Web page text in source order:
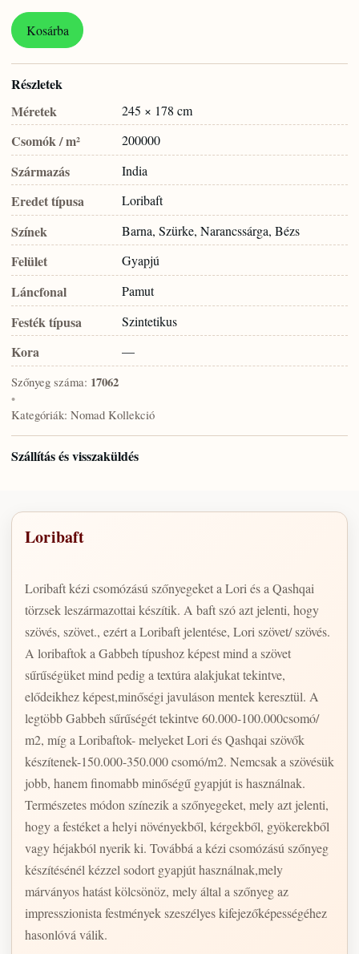
Kosárba
Részletek
Méretek
245 × 178 cm
Csomók / m² 200000
Származás India
Eredet típusa Loribaft
Színek Barna, Szürke, Narancssárga, Bézs
Felület Gyapjú
Láncfonal Pamut
Festék típusa Szintetikus
Kora —
Szőnyeg száma: 17062
•
Kategóriák: Nomad Kollekció
Szállítás és visszaküldés
Loribaft
Loribaft kézi csomózású szőnyegeket a Lori és a Qashqai
törzsek leszármazottai készítik. A baft szó azt jelenti, hogy
szövés, szövet., ezért a Loribaft jelentése, Lori szövet/ szövés.
A loribaftok a Gabbeh típushoz képest mind a szövet
sűrűségüket mind pedig a textúra alakjukat tekintve,
elődeikhez képest,minőségi javuláson mentek keresztül. A
legtöbb Gabbeh sűrűségét tekintve 60.000-100.000csomó/
m2, míg a Loribaftok- melyeket Lori és Qashqai szövők
készítenek-150.000-350.000 csomó/m2. Nemcsak a szövésük
jobb, hanem finomabb minőségű gyapjút is használnak.
Természetes módon színezik a szőnyegeket, mely azt jelenti,
hogy a festéket a helyi növényekből, kérgekből, gyökerekből
vagy héjakból nyerik ki. Továbbá a kézi csomózású szőnyeg
készítésénél kézzel sodort gyapjút használnak,mely
márványos hatást kölcsönöz, mely által a szőnyeg az
impresszionista festmények szeszélyes kifejezőképességéhez
hasonlóvá válik.